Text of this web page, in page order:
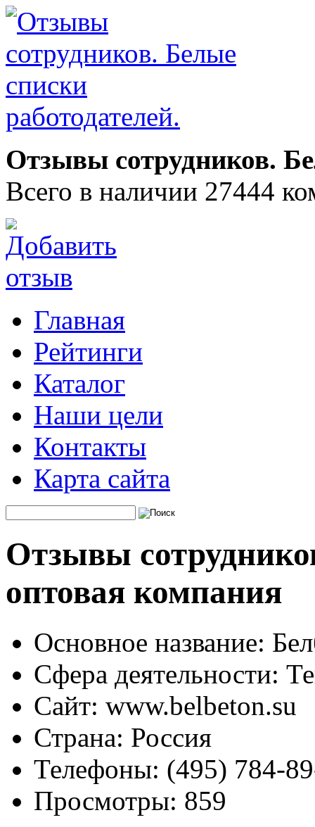
Отзывы сотрудников.
Всего в наличии 27444
Главная
Рейтинги
Каталог
Наши цели
Контакты
Карта сайта
Отзывы
оптовая компания
Основное название:
Сфера деятельности:
Сайт: www.belbeton.su
Страна: Россия
Телефоны: (495) 784-
Просмотры: 859